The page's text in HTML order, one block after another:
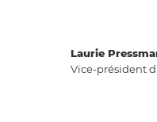
Laurie
Vice-président